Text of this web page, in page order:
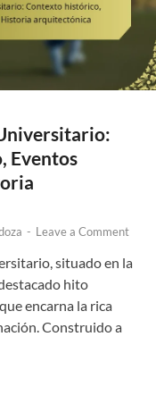
Eventos
- Leave a Comment
situado en la
hito
encarna la rica
Construido a